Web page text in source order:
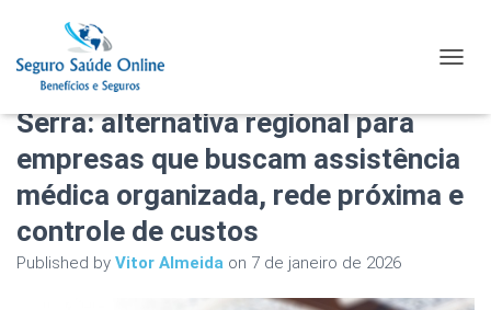
Plano de Saúde Corporativo
BlueMed em São Lourenço da
Serra: alternativa regional para
empresas que buscam assistência
médica organizada, rede próxima e
controle de custos
Published by Vitor Almeida on 7 de janeiro de 2026